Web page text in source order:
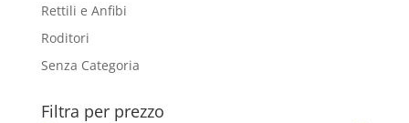
Rettili e Anfibi
Roditori
Senza Categoria
Filtra per prezzo